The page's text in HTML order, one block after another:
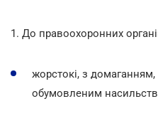
1. До правоохоронних
жорстокі, з
обумовленим